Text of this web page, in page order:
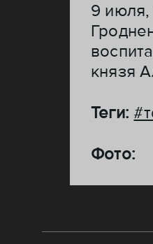
9 июля,
князя
Теги:
Фото: